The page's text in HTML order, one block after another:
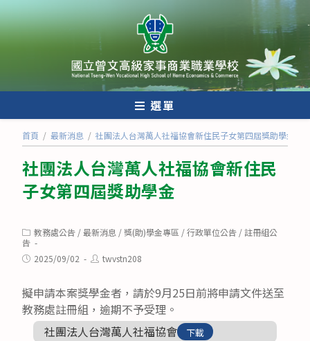
跳
轉
至
內
選單
首頁 / 最新消息 / 社團法人台灣萬人社福協會新住民子女第四屆獎助學金
社團法人台灣萬人社福協會新住民
子女第四屆獎助學金
Post
category:
教務處公告 /最新消息 /獎(助)學金專區 /行政單位公告 /註冊組公
告
Post2025/09/02
Posttwvstn208
擬申請本案獎學金者，請於9月25日前將申請文件送至
教務處註冊組，逾期不予受理。
社團法人台灣萬人社福協會
下載